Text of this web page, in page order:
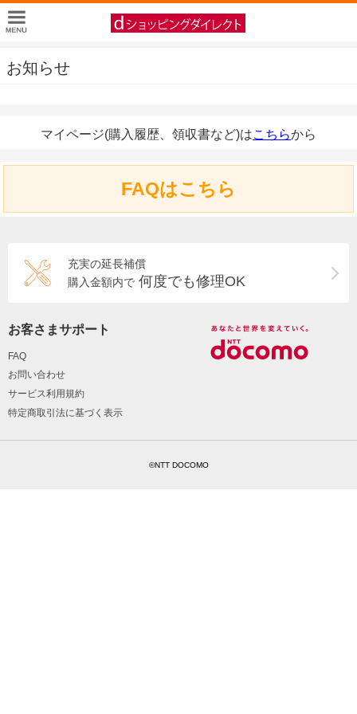
お知らせ
マイページ(購入履歴、領収書など)はこちらから
FAQはこちら
充実の延長補償
購入金額内で 何度でも修理OK
お客さまサポート
FAQ
お問い合わせ
サービス利用規約
特定商取引法に基づく表示
©NTT DOCOMO